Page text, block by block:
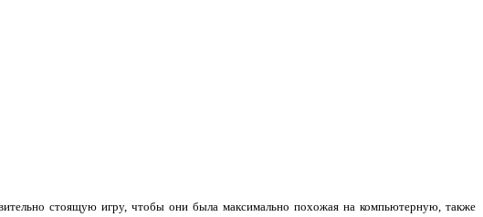
стоящую игру, чтобы они была максимально похожая на компьютерную, также